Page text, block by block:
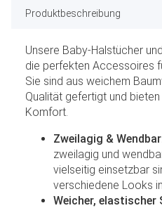
Produktbeschreibung
Unsere Baby-Halstücher
die perfekten Accessoires
Sie sind aus weichem
Qualität gefertigt und
Komfort.
Zweilagig &
zweilagig und
vielseitig einsetzbar
verschiedene Looks
Weicher,